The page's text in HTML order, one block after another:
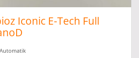
Iconic E-Tech Full